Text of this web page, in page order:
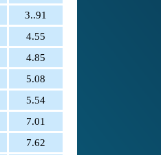
3..91
4.55
4.85
5.08
5.54
7.01
7.62